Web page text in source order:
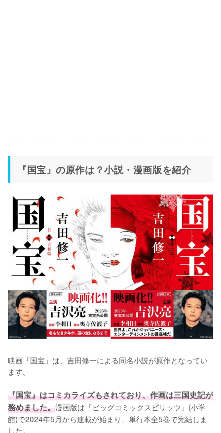
『国宝』の原作は？小説・漫画版を紹介
映画『国宝』は、吉田修一による同名小説が原作となってい
ます。
『国宝』はコミカライズもされており、作画は三国史記が
務めました。漫画版は「ビッグコミックスピリッツ」(小学
館)で2024年5月から連載が始まり、単行本全5巻で完結しま
した。